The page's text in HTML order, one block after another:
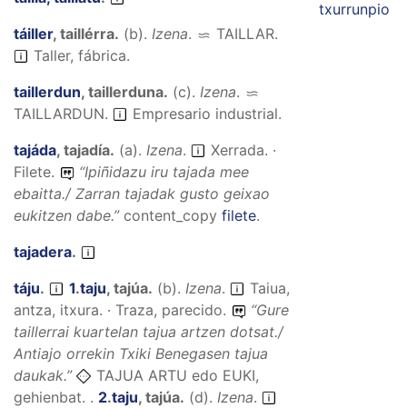
táiller, taillérra. (b). Izena. TAILLAR.
Taller, fábrica.
taillerdun, taillerduna. (c). Izena.
TAILLARDUN.
Empresario industrial.
tajáda, tajadía. (a). Izena.
Xerrada. ·
Filete.
“Ipiñidazu iru tajada mee
ebaitta./ Zarran tajadak gusto geixao
eukitzen dabe.” content_copy filete.
tajadera.
táju. 1.taju, tajúa. (b). Izena.
Taiua,
antza, itxura. · Traza, parecido.
“Gure
taillerrai kuartelan tajua artzen dotsat./
Antiajo orrekin Txiki Benegasen tajua
daukak.”
TAJUA ARTU edo EUKI,
gehienbat. . 2.taju, tajúa. (d). Izena.
txurrunpio